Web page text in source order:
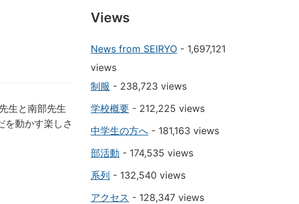
生と南部先生
を動かす楽しさ
Views
News from SEIRYO - 1,697,121
views
制服 - 238,723 views
学校概要 - 212,225 views
中学生の方へ - 181,163 views
部活動 - 174,535 views
系列 - 132,540 views
アクセス - 128,347 views